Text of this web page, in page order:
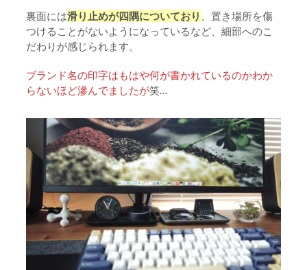
裏面には滑り止めが四隅についており
、置き場所を傷
つけることがないようになっているなど、細部へのこ
だわりが感じられます。
ブランド名の印字はもはや何が書かれているのかわか
らないほど滲んでましたが笑…